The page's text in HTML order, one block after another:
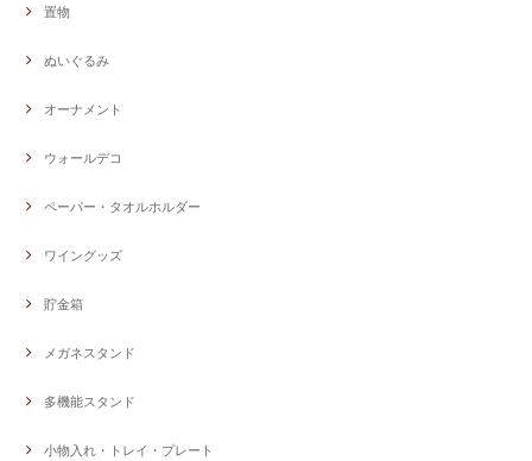
置物
ぬいぐるみ
オーナメント
ウォールデコ
ペーパー・タオルホルダー
ワイングッズ
貯金箱
メガネスタンド
多機能スタンド
小物入れ・トレイ・プレート